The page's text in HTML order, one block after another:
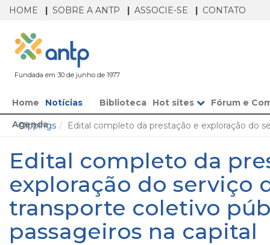
HOME SOBRE A ANTP ASSOCIE-SE CONTATO
Fundada em 30 de junho de 1977
Home Notícias Biblioteca Hot sites
Fórum e
Agenda
Clippings Edital completo da prestação e exploração do
Edital completo da
exploração do serviço
transporte coletivo
passageiros na capital